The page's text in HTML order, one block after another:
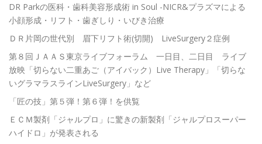
DR Parkの医科・歯科美容形成術 in Soul -NICR&プラズマによる
小顔形成・リフト・歯ぎしり・いびき治療
ＤＲ片岡の世代別 眉下リフト術(切開) LiveSurgery２症例
第８回ＪＡＡＳ東京ライブフォーラム 一日目、二日目 ライブ
放映「切らない二重あご（アイバック）Live Therapy」「切らな
いグラマラスラインLiveSurgery」など
「匠の技」第５弾！第６弾！を供覧
ＥＣＭ製剤「ジャルプロ」に驚きの新製剤「ジャルプロスーパー
ハイドロ」が発表される